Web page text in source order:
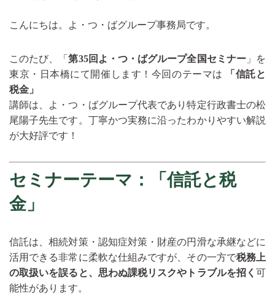
こんにちは。よ・つ・ばグループ事務局です。
このたび、「第35回よ・つ・ばグループ全国セミナー」を
東京・日本橋にて開催します！今回のテーマは
「信託と
税金」
講師は、よ・つ・ばグループ代表であり特定行政書士の松
尾陽子先生です。丁寧かつ実務に沿ったわかりやすい解説
が大好評です！
セミナーテーマ：「信託と税
金」
信託は、相続対策・認知症対策・財産の円滑な承継などに
活用できる非常に柔軟な仕組みですが、その一方で税務上
の取扱いを誤ると、思わぬ課税リスクやトラブルを招く 可
能性があります。